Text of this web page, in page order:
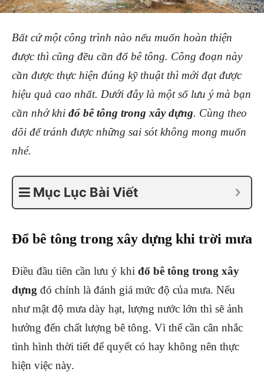
Bất cứ một công trình nào nếu muốn hoàn thiện
được thì cũng đều cần đổ bê tông. Công đoạn này
cần được thực hiện đúng kỹ thuật thì mới đạt được
hiệu quả cao nhất. Dưới đây là một số lưu ý mà bạn
cần nhớ khi đổ bê tông trong xây dựng. Cùng theo
dõi để tránh được những sai sót không mong muốn
nhé.
Mục Lục Bài Viết
Đổ bê tông trong xây dựng khi trời mưa
Điều đầu tiên cần lưu ý khi đổ bê tông trong xây
dựng đó chính là đánh giá mức độ của mưa. Nếu
như mật độ mưa dày hạt, lượng nước lớn thì sẽ ảnh
hưởng đến chất lượng bê tông. Vì thế cần cân nhắc
tình hình thời tiết để quyết có hay không nên thực
hiện việc này.